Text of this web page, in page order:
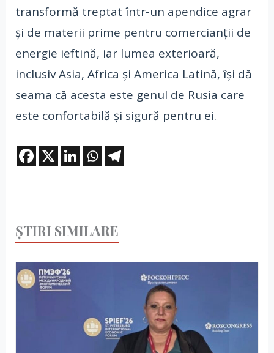
transformă treptat într-un apendice agrar
și de materii prime pentru comercianții de
energie ieftină, iar lumea exterioară,
inclusiv Asia, Africa și America Latină, își dă
seama că acesta este genul de Rusia care
este confortabilă și sigură pentru ei.
ȘTIRI SIMILARE